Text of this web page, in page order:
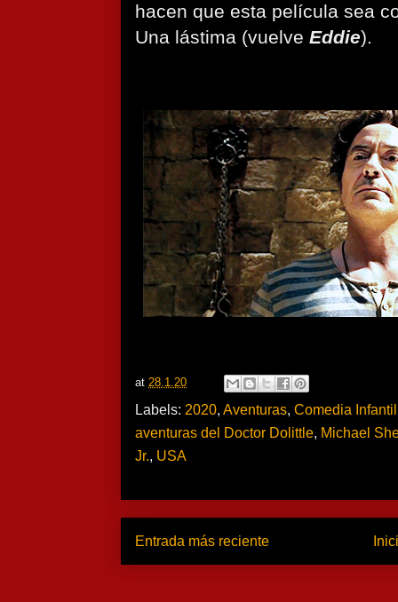
hacen que esta película sea
Una lástima (vuelve Eddie).
at 28.1.20
Labels: 2020, Aventuras, Comedia Infantil
aventuras del Doctor Dolittle, Michael
Jr., USA
Entrada más reciente